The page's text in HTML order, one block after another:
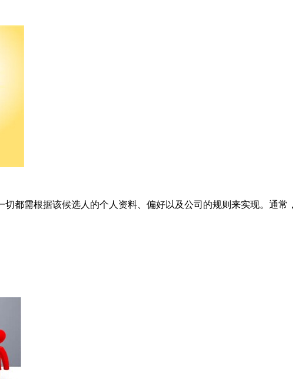
都需根据该候选人的个人资料、偏好以及公司的规则来实现。通常，